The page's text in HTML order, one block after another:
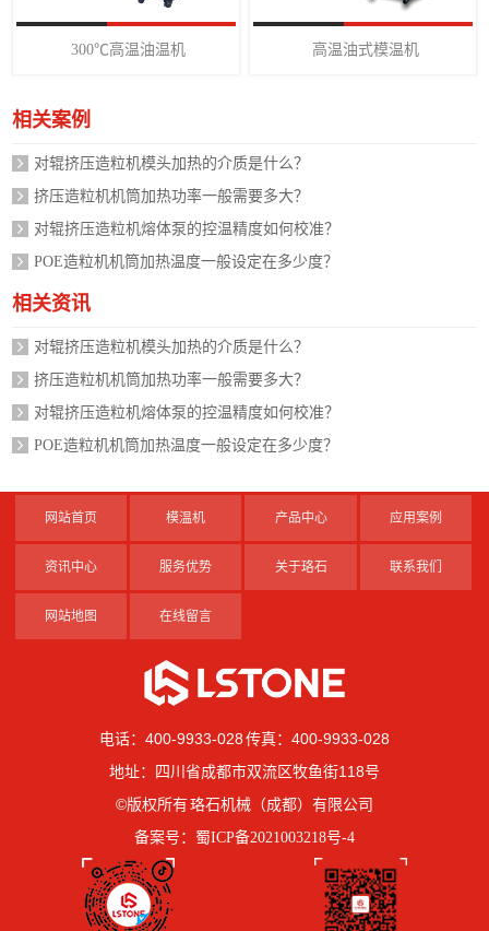
300℃高温油温机 高温油式模温机
相关案例
对辊挤压造粒机模头加热的介质是什么？
挤压造粒机机筒加热功率一般需要多大？
对辊挤压造粒机熔体泵的控温精度如何校准？
POE造粒机机筒加热温度一般设定在多少度？
相关资讯
对辊挤压造粒机模头加热的介质是什么？
挤压造粒机机筒加热功率一般需要多大？
对辊挤压造粒机熔体泵的控温精度如何校准？
POE造粒机机筒加热温度一般设定在多少度？
网站首页 模温机 产品中心 应用案例
资讯中心 服务优势 关于珞石 联系我们
网站地图 在线留言
电话：400-9933-028 传真：400-9933-028
地址：四川省成都市双流区牧鱼街118号
©版权所有 珞石机械（成都）有限公司
备案号： 蜀ICP备2021003218号-4